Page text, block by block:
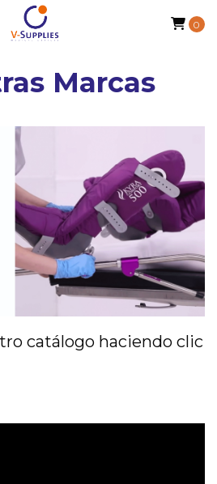
0
Marcas
catálogo haciendo clic